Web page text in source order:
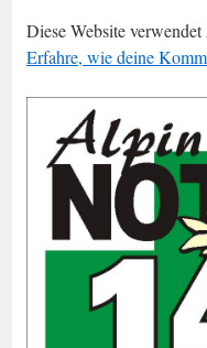
Diese Website
Erfahre, wie deine